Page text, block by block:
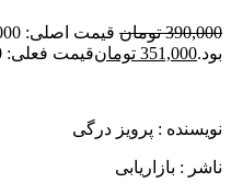
390,000 تومان
بود.351,000 تومانقیمت فعلی: 351,000 تومان.
نویسنده : پرویز درگی
ناشر : بازاریابی